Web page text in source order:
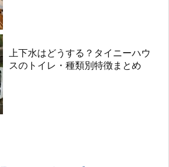
上下水はどうする？タイニーハウ
スのトイレ・種類別特徴まとめ